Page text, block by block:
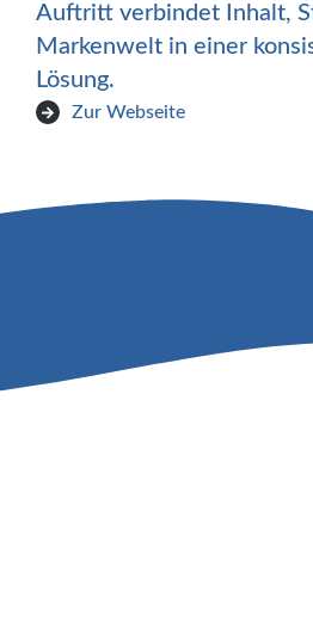
Auftritt verbindet Inhalt,
Markenwelt in einer
Lösung.
Zur Webseite